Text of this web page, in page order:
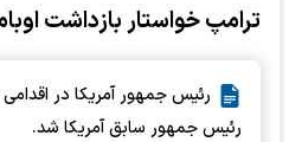
ترامپ خواستار بازداشت
رئیس جمهور آمریکا در
رئیس جمهور سابق آمریکا شد.